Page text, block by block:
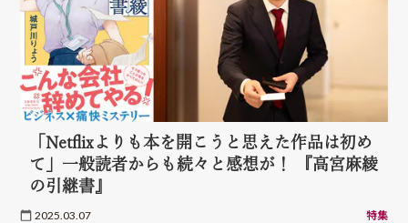
「Netflixよりも本を開こうと思えた作品は初め
て」一般読者からも続々と感想が！ 『高宮麻綾
の引継書』
2025.03.07 特集